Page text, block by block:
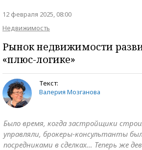
12 февраля 2025, 08:00
Недвижимость
Рынок недвижимости
«плюс-логике»
Текст:
Валерия Мозганова
Было время, когда застройщики
управляли, брокеры-консультанты
посредниками в сделках… Теперь же